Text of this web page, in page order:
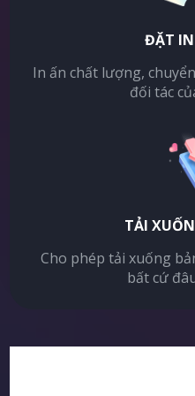
ĐẶT
In ấn chất lượng,
đối tác
TẢI
Cho phép tải xuống
bất cứ